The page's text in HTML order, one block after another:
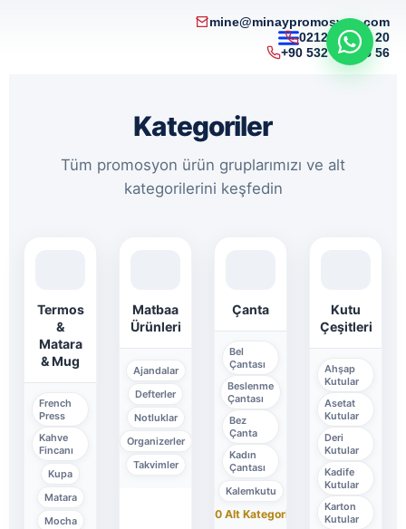
mine@minaypromosyon.com
0212 215 50 20
+90 532 321 85 56
Kategoriler
Tüm promosyon ürün gruplarımızı ve alt
kategorilerini keşfedin
Termos
&
Matara
& Mug
French
Press
Kahve
Fincanı
Kupa
Matara
Mocha
Matbaa
Ürünleri
Ajandalar
Defterler
Notluklar
Organizerler
Takvimler
Çanta
Bel
Çantası
Beslenme
Çantası
Bez
Çanta
Kadın
Çantası
Kalemkutu
+10 Alt Kategori
Kutu
Çeşitleri
Ahşap
Kutular
Asetat
Kutular
Deri
Kutular
Kadife
Kutular
Karton
Kutular